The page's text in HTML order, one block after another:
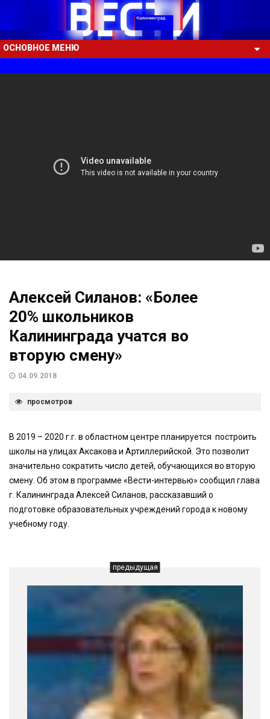
ОСНОВНОЕ МЕНЮ
Алексей Силанов: «Более
20% школьников
Калининграда учатся во
вторую смену»
04.09.2018
просмотров
В 2019 – 2020 г.г. в областном центре планируется построить
школы на улицах Аксакова и Артиллерийской. Это позволит
значительно сократить число детей, обучающихся во вторую
смену. Об этом в программе «Вести-интервью» сообщил глава
г. Калининграда Алексей Силанов, рассказавший о
подготовке образовательных учреждений города к новому
учебному году.
предыдущая